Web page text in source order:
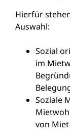
Hierfür
Auswahl:
Sozial
im
Soziale
von